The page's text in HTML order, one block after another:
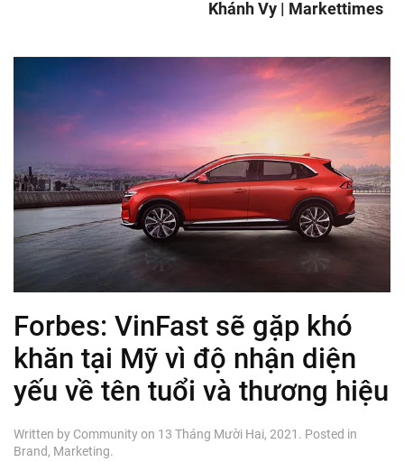
Khánh Vy | Markettimes
Forbes: VinFast sẽ gặp khó
khăn tại Mỹ vì độ nhận diện
yếu về tên tuổi và thương hiệu
Written by Communityon 13 Tháng Mười Hai, 2021 . Posted in
Brand, Marketing.